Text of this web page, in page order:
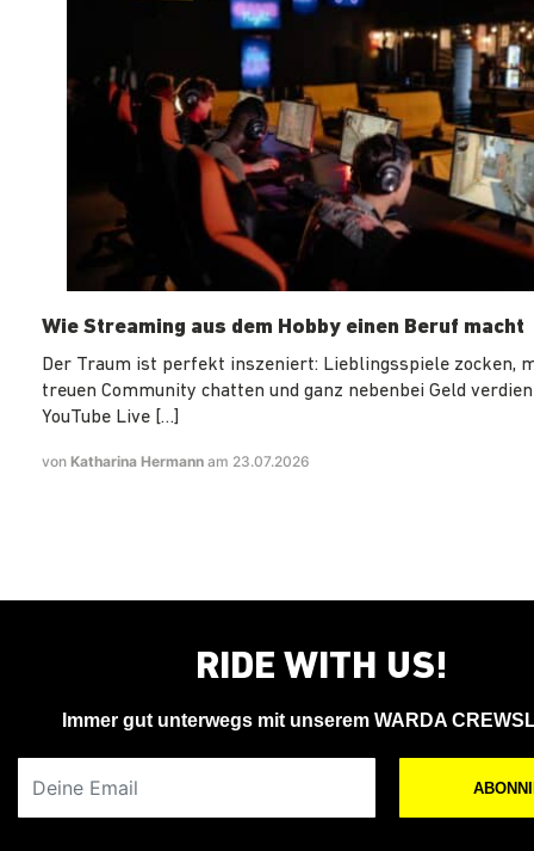
Wie Streaming aus dem Hobby einen Beruf macht
Der Traum ist perfekt inszeniert: Lieblingsspiele zocken,
treuen Community chatten und ganz nebenbei Geld
YouTube Live […]
von Katharina Hermann am 23.07.2026
RIDE WITH US!
Immer gut unterwegs mit unserem WARDA